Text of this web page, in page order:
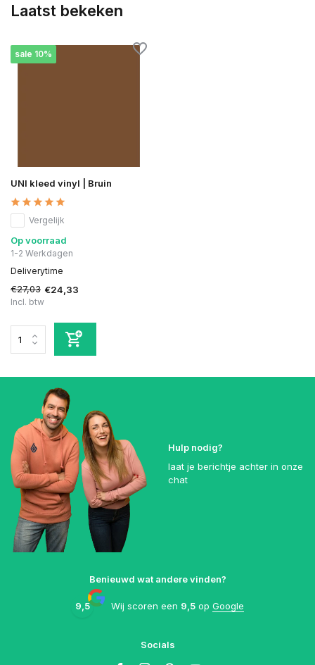
Laatst bekeken
sale 10%
UNI kleed vinyl | Bruin
Vergelijk
Op voorraad
1-2 Werkdagen
Deliverytime
€27,03 €24,33
Incl. btw
Hulp nodig?
laat je berichtje achter in onze
chat
Benieuwd wat andere vinden?
9,5 Wij scoren een 9,5 op Google
Socials